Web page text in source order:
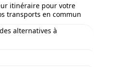
itinéraire pour votre
transports en commun
alternatives à